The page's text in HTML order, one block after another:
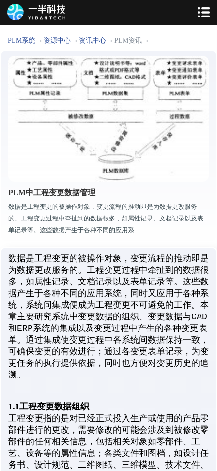
PLM系统 > 资源中心 > 资讯中心 > PLM资讯 >
PLM中工程变更数据管理
数据是工程变更的被操作对象，变更流程的推动即是为数据更改服务
的。工程变更过程中牵扯到的数据很多，如属性记录、文档记录以及表
单记录等。这些数据产生于各种不同的应用系
数据是工程变更的被操作对象，变更流程的推动即是
为数据更改服务的。工程变更过程中牵扯到的数据很
多，如属性记录、文档记录以及表单记录等。这些数
据产生于各种不同的应用系统，同时又应用于各种系
统，系统问集成便成为工程变更不可避免的工作。本
章主要研究系统中变更数据的组织、变更数据与CAD
和ERP系统的集成以及变更过程中产生的各种变更表
单。通过集成使变更过程中各系统间数据保持一致，
可确保变更的有效进行；通过各变更表单记录，为变
更任务的执行提供依据，同时也方便对变更历史的追
溯。
1.1工程变更数据组织
工程变更指的是对已经正式投入生产或使用的产品零
部件进行的更改，需要修改的可能会涉及到被修改零
部件的任何相关信息，包括相关对象如零部件、工
艺、设备等的属性信息；各类文件和图档，如设计任
务书、设计规范、二维图纸、三维模型、技术文件、